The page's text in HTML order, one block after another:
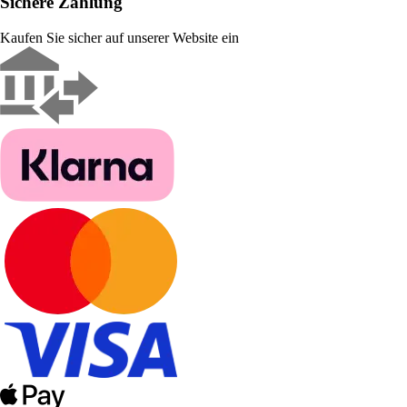
Kaufen Sie sicher auf unserer Website ein